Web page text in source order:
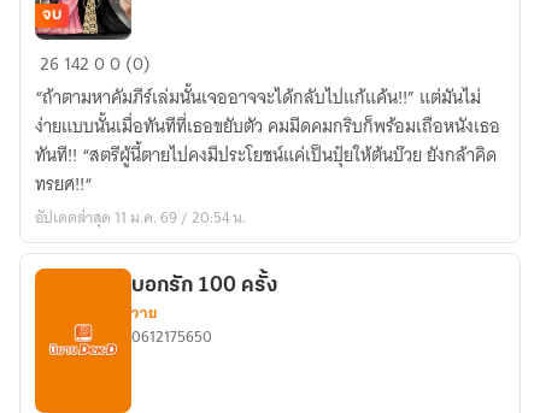
กลวิธี
เอา
ตัว
รอด
จาก
ท่าน
แม่ทัพ
ปีศาจ
จบ
2614200 (0)
“ถ้าตามหาคัมภีร์เล่มนั้นเจออาจจะได้กลับไปแก้แค้น!!” แต่มันไม่
ง่ายแบบนั้นเมื่อทันทีที่เธอขยับตัว คมมีดคมกริบก็พร้อมเถือหนังเธอ
ทันที!! “สตรีผู้นี้ตายไปคงมีประโยชน์แค่เป็นปุ๋ยให้ต้นบ๊วย ยังกล้าคิด
ทรยศ!!“
อัปเดตล่าสุด 11 ม.ค. 69 / 20:54 น.
บอกรัก 100 ครั้ง
วาย
0612175650